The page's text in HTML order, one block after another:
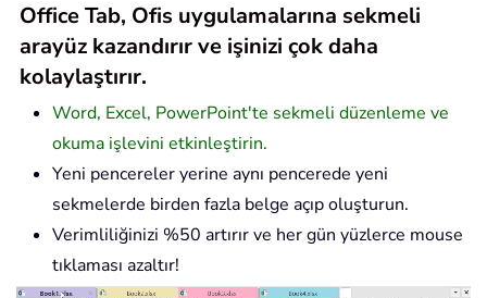
Office Tab, Ofis uygulamalarına sekmeli
arayüz kazandırır ve işinizi çok daha
kolaylaştırır.
Word, Excel, PowerPoint'te sekmeli düzenleme ve
okuma işlevini etkinleştirin.
Yeni pencereler yerine aynı pencerede yeni
sekmelerde birden fazla belge açıp oluşturun.
Verimliliğinizi %50 artırır ve her gün yüzlerce mouse
tıklaması azaltır!